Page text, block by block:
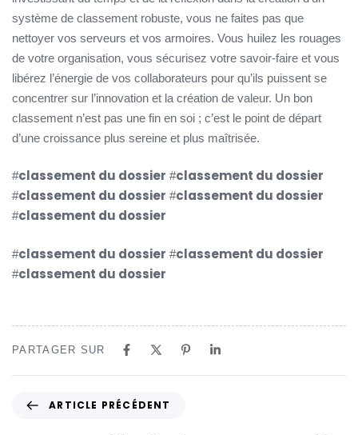
système de classement robuste, vous ne faites pas que
nettoyer vos serveurs et vos armoires. Vous huilez les rouages
de votre organisation, vous sécurisez votre savoir-faire et vous
libérez l’énergie de vos collaborateurs pour qu’ils puissent se
concentrer sur l’innovation et la création de valeur. Un bon
classement n’est pas une fin en soi ; c’est le point de départ
d’une croissance plus sereine et plus maîtrisée.
#classement du dossier #classement du dossier
#classement du dossier #classement du dossier
#classement du dossier
#classement du dossier #classement du dossier
#classement du dossier
PARTAGER SUR
ARTICLE PRÉCÉDENT